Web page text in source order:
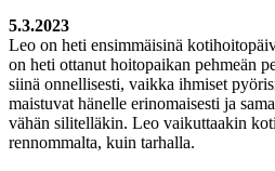
5.3.2023
Leo on heti ensimmäisinä
on heti ottanut hoitopaikan pehmeän
siinä onnellisesti, vaikka ihmiset
maistuvat hänelle erinomaisesti ja
vähän silitelläkin. Leo vaikuttaakin
rennommalta, kuin tarhalla.